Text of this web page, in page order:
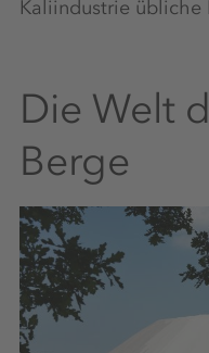
Kaliindustrie übliche
Die Welt
Berge